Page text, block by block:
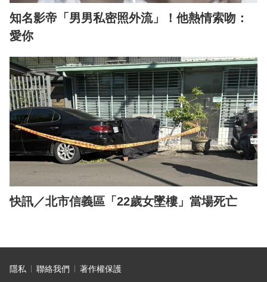
知名影帝「男男私密照外流」！他熱情索吻：
愛你
快訊／北市信義區「22歲女墜樓」當場死亡
隱私 聯絡我們 著作權保護